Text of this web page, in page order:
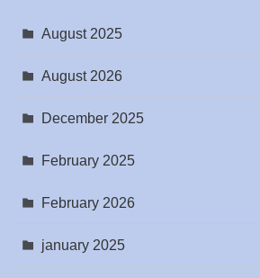
August 2025
August 2026
December 2025
February 2025
February 2026
january 2025